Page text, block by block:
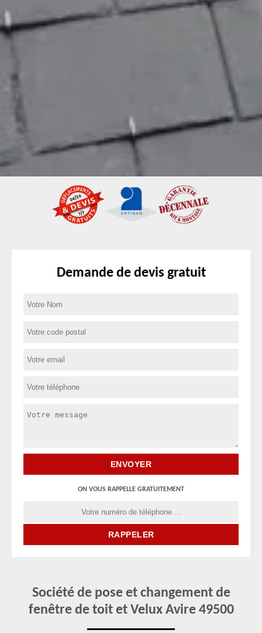
Demande de devis gratuit
ON VOUS RAPPELLE GRATUITEMENT
Société de pose et changement de
fenêtre de toit et Velux Avire 49500